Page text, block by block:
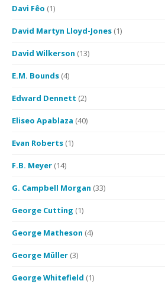
Davi Fêo (1)
David Martyn Lloyd-Jones (1)
David Wilkerson (13)
E.M. Bounds (4)
Edward Dennett (2)
Eliseo Apablaza (40)
Evan Roberts (1)
F.B. Meyer (14)
G. Campbell Morgan (33)
George Cutting (1)
George Matheson (4)
George Müller (3)
George Whitefield (1)